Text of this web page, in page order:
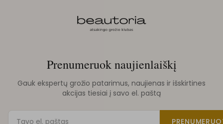
Prenumeruok naujienlaiškį
Gauk ekspertų grožio patarimus, naujienas ir išskirtines
akcijas tiesiai į savo el. paštą